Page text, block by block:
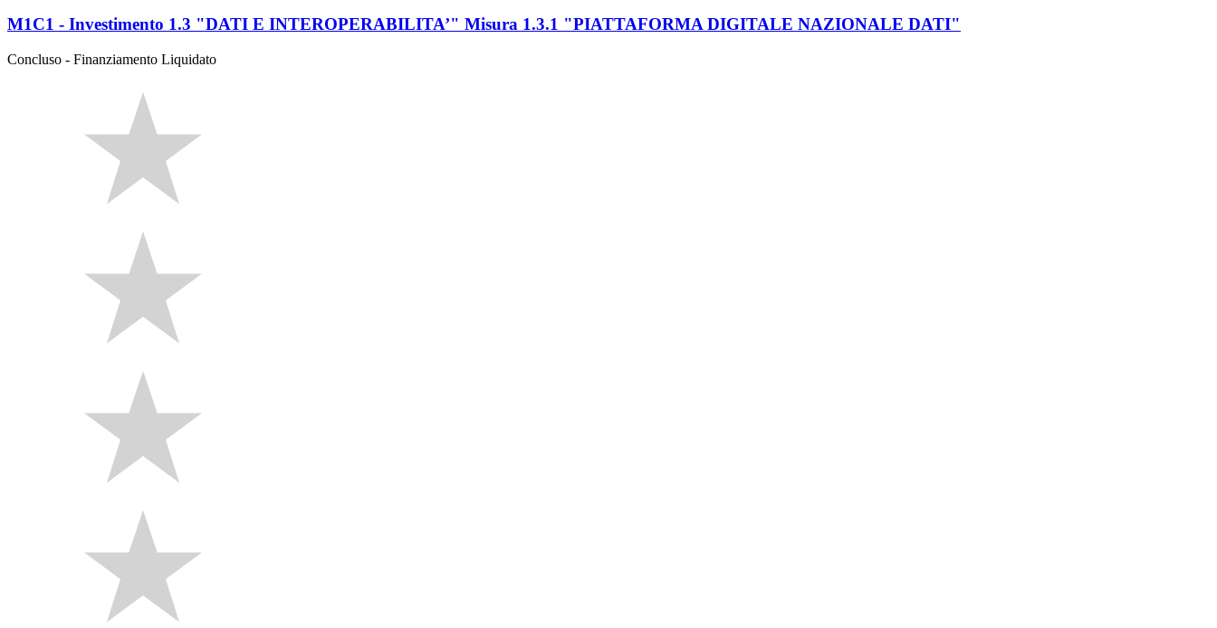
M1C1 - Investimento 1.3 "DATI E INTEROPERABILITA’" Misura 1.3.1 "PIATTAFORMA DIGITALE NAZIONALE DATI"
Concluso - Finanziamento Liquidato